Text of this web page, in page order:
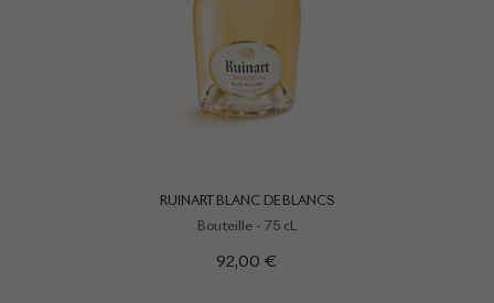
RUINART BLANC DE BLANCS
Bouteille - 75 cL
92,00 €